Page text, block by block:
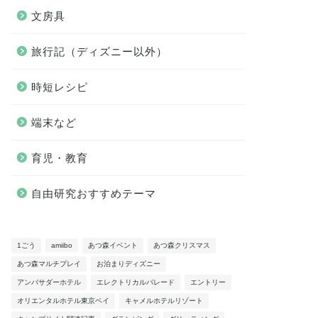
文房具
旅行記（ディズニー以外）
時短レシピ
端末など
育児・教育
自由研究おすすめテーマ
1ごう amiibo あつ森イベント あつ森クリスマス
あつ森マルチプレイ お泊まりディズニー
アンバサダーホテル エレクトリカルパレード エントリー
オリエンタルホテル東京ベイ キャメルホテルリゾート